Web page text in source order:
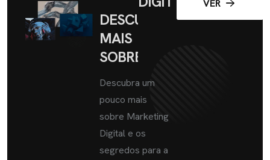
DESCUBRA
MAIS
SOBRE
Descubra um
pouco mais
sobre Marketing
Digital e os
segredos para a
VER